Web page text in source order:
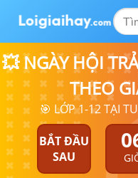
💥 NGÀY HỘI
THEO
🎯 LỚP 1-12 TẠI
BẮT ĐẦU
SAU